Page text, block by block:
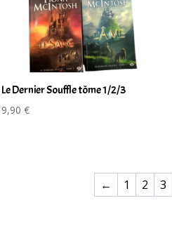
Le Dernier Souffle tôme 1/2/3
9,90 €
← 1 2 3